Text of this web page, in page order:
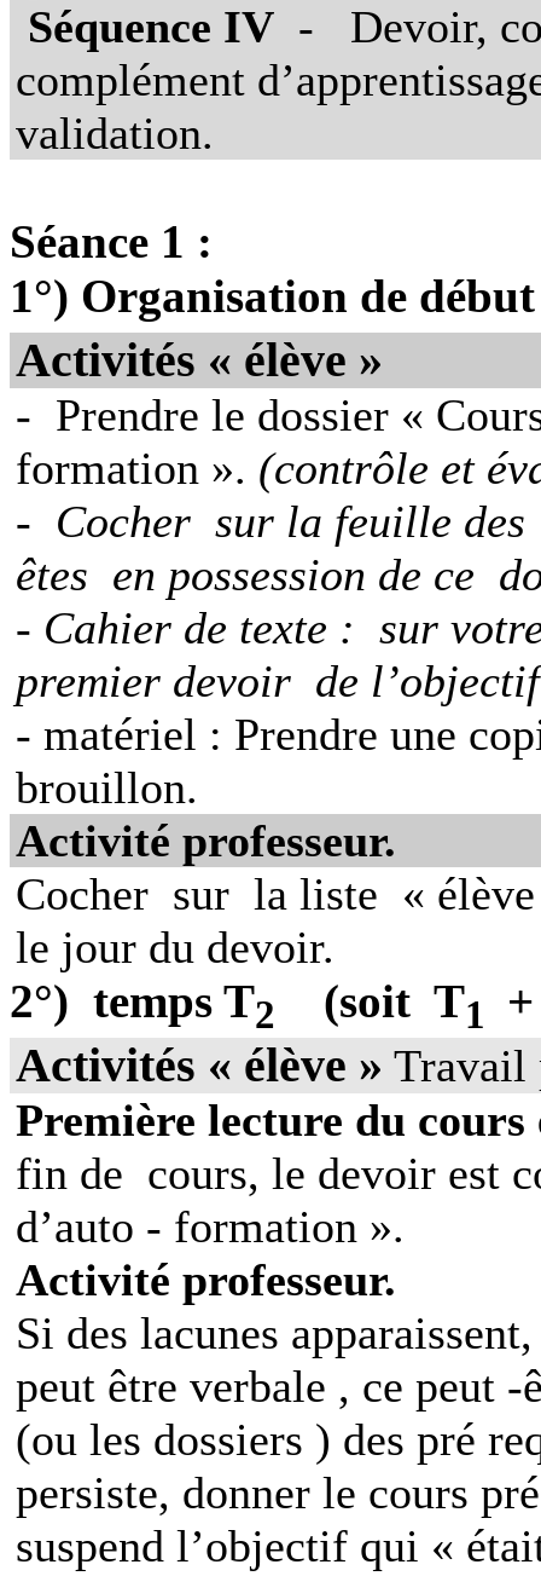
Séquence IV -
Devoir,
complément
validation.
Séance 1 :
1°) Organisation de
Activités « élève »
- Prendre le dossier «
formation ». (contrôle et
- Cocher sur la feuille des
êtes en possession de ce
- Cahier de texte : sur
premier devoir de
- matériel : Prendre une
brouillon.
Activité professeur.
Cocher sur la liste «
le jour du devoir.
2°) temps T2 (soit T1
Activités « élève » Travail
Première lecture du
fin de cours, le devoir est
d’auto - formation ».
Activité professeur.
Si des lacunes
peut être verbale , ce peut
(ou les dossiers ) des pré
persiste, donner le cours
suspend l’objectif qui «